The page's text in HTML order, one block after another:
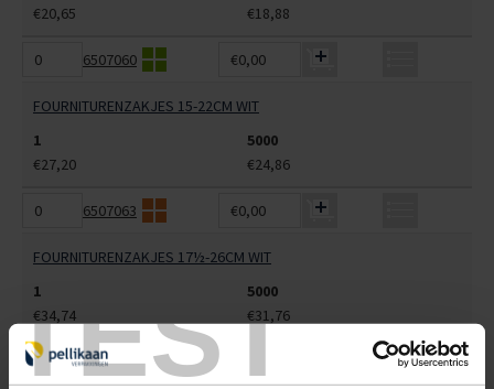
TEST
€20,65
€18,88
6507060 €0,00
FOURNITURENZAKJES 15-22CM WIT
1
5000
€27,20
€24,86
6507063 €0,00
FOURNITURENZAKJES 17½-26CM WIT
1
5000
€34,74
€31,76
6507065